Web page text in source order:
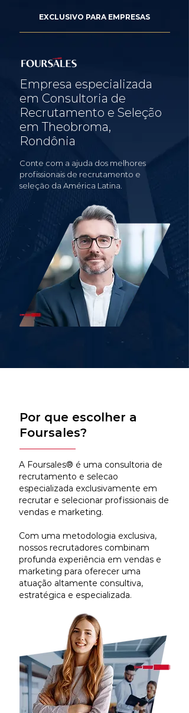
EXCLUSIVO PARA EMPRESAS
Empresa especializada
em Consultoria de
Recrutamento e Seleção
em Theobroma,
Rondônia
Conte com a ajuda dos melhores
profissionais de recrutamento e
seleção da América Latina.
Por que escolher a
Foursales?
A Foursales® é uma consultoria de
recrutamento e selecao
especializada exclusivamente em
recrutar e selecionar profissionais de
vendas e marketing.
Com uma metodologia exclusiva,
nossos recrutadores combinam
profunda experiência em vendas e
marketing para oferecer uma
atuação altamente consultiva,
estratégica e especializada.